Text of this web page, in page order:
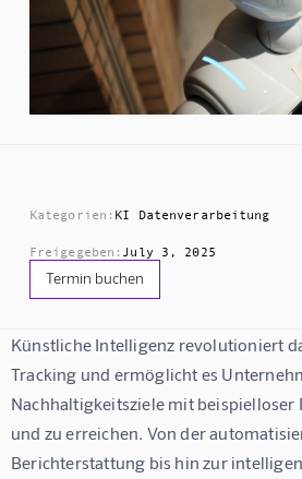
Kategorien: KI Datenverarbeitung
Freigegeben: July 3, 2025
Termin buchen
Künstliche Intelligenz revolutioniert
Tracking und ermöglicht es
Nachhaltigkeitsziele mit beispielloser
und zu erreichen. Von der
Berichterstattung bis hin zur